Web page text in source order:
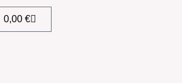
0,00€